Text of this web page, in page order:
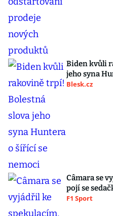
Biden kvůli
jeho syna
Blesk.cz
Câmara se
pojí se
F1 Sport